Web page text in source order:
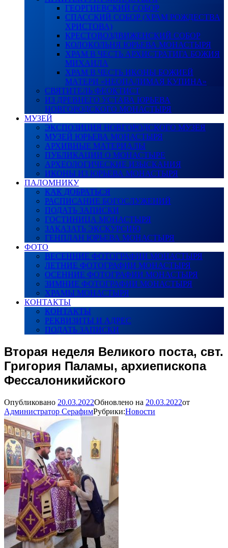
ГЕОРГИЕВСКИЙ СОБОР
СПАССКИЙ СОБОР (ХРАМ РОЖДЕСТВА
ХРИСТОВА)
КРЕСТОВОЗДВИЖЕНСКИЙ СОБОР
КОЛОКОЛЬНЯ ЮРЬЕВА МОНАСТЫРЯ
ХРАМ В ЧЕСТЬ АРХИСТРАТИГА БОЖИЯ
МИХАИЛА
ХРАМ В ЧЕСТЬ ИКОНЫ БОЖИЕЙ
МАТЕРИ «НЕОПАЛИМАЯ КУПИНА»
СВЯТИТЕЛЬ ФЕОКТИСТ
ИЗ ДРЕВНЕГО УСТАВА ЮРЬЕВА
НОВГОРОДСКОГО МОНАСТЫРЯ
МУЗЕЙ
ЭКСПОЗИЦИЯ НОВГОРОДСКОГО МУЗЕЯ
МУЗЕЙ ЮРЬЕВА МОНАСТЫРЯ
АРХИВНЫЕ МАТЕРИАЛЫ
ПУБЛИКАЦИИ О МОНАСТЫРЕ
АРХЕОЛОГИЧЕСКИЕ ИЗЫСКАНИЯ
ИКОНЫ ИЗ ЮРЬЕВА МОНАСТЫРЯ
ПАЛОМНИКУ
КАК ДОБРАТЬСЯ
РАСПИСАНИЕ БОГОСЛУЖЕНИЙ
ПОДАТЬ ЗАПИСКИ
ГОСТИНИЦА МОНАСТЫРЯ
ЗАКАЗАТЬ ЭКСКУРСИЮ
ГЕНПЛАН ЮРЬЕВА МОНАСТЫРЯ
ФОТО
ВЕСЕННИЕ ФОТОГРАФИИ МОНАСТЫРЯ
ЛЕТНИЕ ФОТОГРАФИИ МОНАСТЫРЯ
ОСЕННИЕ ФОТОГРАФИИ МОНАСТЫРЯ
ЗИМНИЕ ФОТОГРАФИИ МОНАСТЫРЯ
ХРАМЫ МОНАСТЫРЯ
КОНТАКТЫ
КОНТАКТЫ
РЕКВИЗИТЫ И АДРЕС
ПОДАТЬ ЗАПИСКИ
Вторая неделя Великого поста, свт.
Григория Паламы, архиепископа
Фессалоникийского
Опубликовано 20.03.2022Обновлено на 20.03.2022от
Администратор СерафимРубрики:Новости